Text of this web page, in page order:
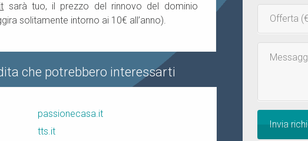
sarà tuo, il prezzo del rinnovo del dominio
solitamente intorno ai 10€ all’anno).
che potrebbero interessarti
passionecasa.it
tts.it
Inserisci
la
Invia